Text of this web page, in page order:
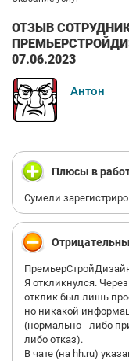
ОТЗЫВ
07.06.2023
Антон
Плюсы в
Сумели
Я откликнулся.
отклик был лишь
но никакой
(нормально - либо
либо отказ).
В чате (на hh.ru)